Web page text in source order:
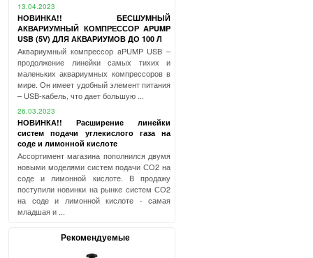
13.04.2023
НОВИНКА!! БЕСШУМНЫЙ
АКВАРИУМНЫЙ КОМПРЕССОР APUMP
USB (5V) ДЛЯ АКВАРИУМОВ ДО 100 Л
Аквариумный компрессор aPUMP USB –
продолжение линейки самых тихих и
маленьких аквариумных компрессоров в
мире. Он имеет удобный элемент питания
– USB-кабель, что дает большую ...
26.03.2023
НОВИНКА!! Расширение линейки
систем подачи углекислого газа на
соде и лимонной кислоте
Ассортимент магазина пополнился двумя
новыми моделями систем подачи СО2 на
соде и лимонной кислоте. В продажу
поступили новинки на рынке систем СО2
на соде и лимонной кислоте - самая
младшая и ...
Рекомендуемые